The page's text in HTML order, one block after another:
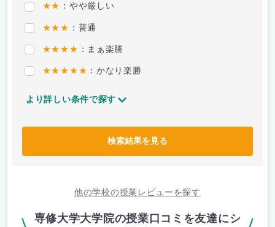
★★ ：やや厳しい
★★★ ：普通
★★★★ ：まぁ楽勝
★★★★★ ：かなり楽勝
より詳しい条件で探す
検索結果を見る
他の学校の授業レビューを探す
専修大学大学院の授業口コミを友達にシ